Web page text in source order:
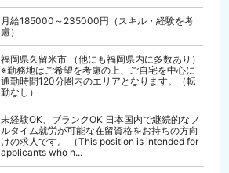
月給185000～235000円（スキル・経験を考
慮）
福岡県久留米市 （他にも福岡県内に多数あり）
※勤務地はご希望を考慮の上、ご自宅を中心に
通勤時間120分圏内のエリアとなります。（転
勤なし）
未経験OK、ブランクOK 日本国内で継続的なフ
ルタイム就労が可能な在留資格をお持ちの方向
けの求人です。 （This position is intended for
applicants who h...